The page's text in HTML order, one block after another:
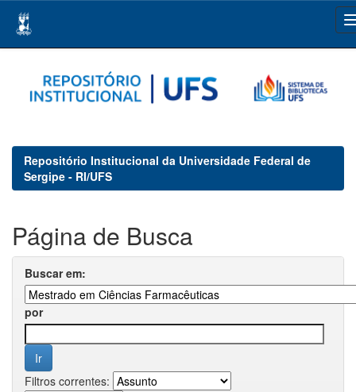
navigation
Repositório Institucional da Universidade Federal de
Sergipe - RI/UFS
Página de Busca
Buscar em:
por
Filtros correntes: